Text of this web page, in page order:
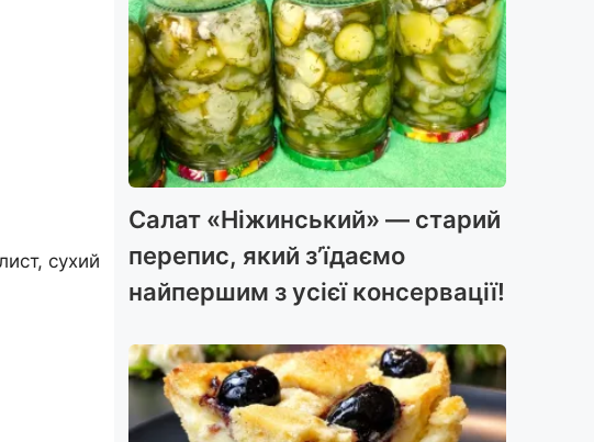
сухий
Салат «Ніжинський» — старий
перепис, який з’їдаємо
найпершим з усієї консервації!